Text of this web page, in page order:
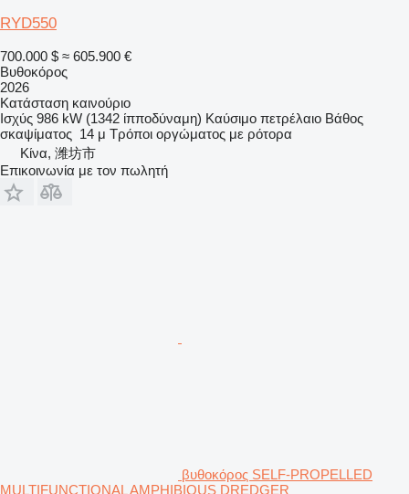
RYD550
700.000 $ ≈ 605.900 €
Βυθοκόρος
2026
Κατάσταση καινούριο
Ισχύς 986 kW (1342 ίπποδύναμη) Καύσιμο πετρέλαιο Βάθος
σκαψίματος 14 μ Τρόποι οργώματος με ρότορα
Κίνα, 潍坊市
Επικοινωνία με τον πωλητή
βυθοκόρος SELF-PROPELLED
MULTIFUNCTIONAL AMPHIBIOUS DREDGER